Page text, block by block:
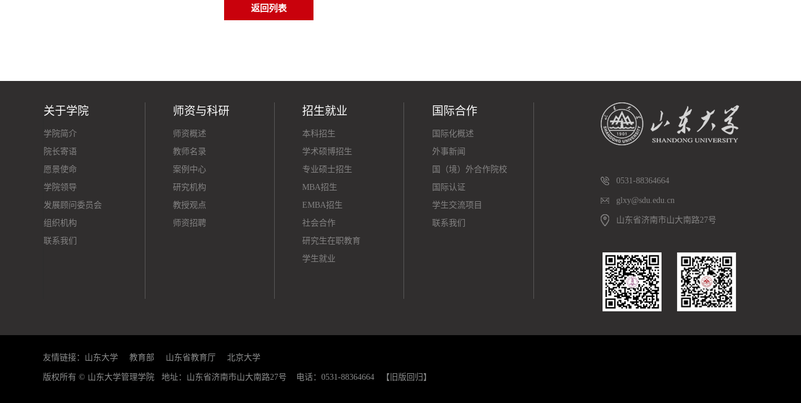
返回列表
关于学院
学院简介
院长寄语
愿景使命
学院领导
发展顾问委员会
组织机构
联系我们
师资与科研
师资概述
教师名录
案例中心
研究机构
教授观点
师资招聘
招生就业
本科招生
学术硕博招生
专业硕士招生
MBA招生
EMBA招生
社会合作
研究生在职教育
学生就业
国际合作
国际化概述
外事新闻
国（境）外合作院校
国际认证
学生交流项目
联系我们
0531-88364664
glxy@sdu.edu.cn
山东省济南市山大南路27号
友情链接： 山东大学 教育部 山东省教育厅 北京大学
版权所有 © 山东大学管理学院 地址：山东省济南市山大南路27号 电话：0531-88364664 【旧版回归】